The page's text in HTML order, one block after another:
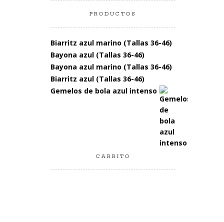
PRODUCTOS
Biarritz azul marino (Tallas 36-46)
Bayona azul (Tallas 36-46)
Bayona azul marino (Tallas 36-46)
Biarritz azul (Tallas 36-46)
Gemelos de bola azul intenso
CARRITO